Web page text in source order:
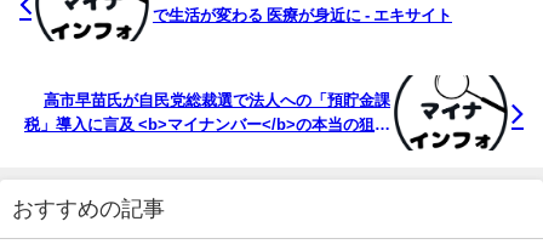
で生活が変わる 医療が身近に - エキサイト
高市早苗氏が自民党総裁選で法人への「預貯金課
税」導入に言及 <b>マイナンバー</b>の本当の狙い
おすすめの記事